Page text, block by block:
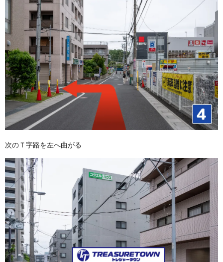
次のＴ字路を左へ曲がる